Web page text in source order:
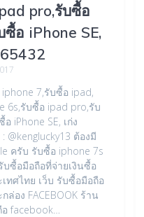
pro,รับซื้อ
อ iPhone SE,
7,รับซื้อ ipad,
6s,รับซื้อ ipad pro,รับ
iPhone SE, เก่ง
@kenglucky13 ต้องมี
ครับ รับซื้อ iphone 7s
บซื้อมือถือที่จ่ายเงินซื้อ
ทศไทย เว็บ รับซื้อมือถือ
ล่อง FACEBOOK ร้าน
facebook…